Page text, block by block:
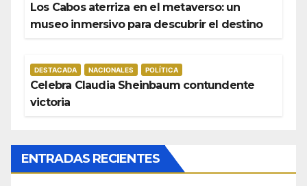
Los Cabos aterriza en el metaverso: un
museo inmersivo para descubrir el destino
DESTACADA NACIONALES POLÍTICA
Celebra Claudia Sheinbaum contundente
victoria
ENTRADAS RECIENTES